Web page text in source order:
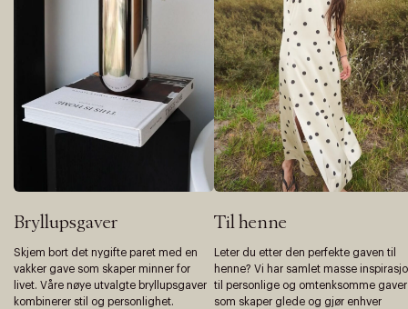
Bryllupsgaver
Skjem bort det nygifte paret med en
vakker gave som skaper minner for
livet. Våre nøye utvalgte bryllupsgaver
kombinerer stil og personlighet.
Til henne
Leter du etter den perfekte gaven til
henne? Vi har samlet masse
til personlige og omtenksomme gaver
som skaper glede og gjør enhver